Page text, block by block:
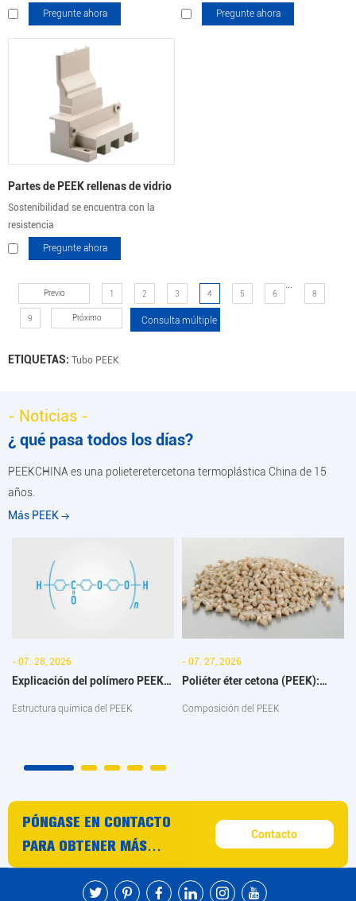
servicios de mecanizado por CNC.
Pregunte ahora Pregunte ahora
Partes de PEEK rellenas de vidrio
Sostenibilidad se encuentra con la
resistencia
Pregunte ahora
Previo 1 2 3 4 5 6 8
9 Próximo
ETIQUETAS: Tubo PEEK
- Noticias -
¿ qué pasa todos los días?
PEEKCHINA es una polieteretercetona termoplástica China de 15
años.
Más PEEK
- 07. 28, 2026
Explicación del polímero PEEK:
estructura, rendimiento y
Estructura química del PEEK
- 07. 27, 2026
Poliéter éter cetona (PEEK):
fórmula, estructura,
Composición del PEEK
PÓNGASE EN CONTACTO
PARA OBTENER MÁS
INFORMACIÓN Y
SUGERENCIAS SOBRE
Contacto